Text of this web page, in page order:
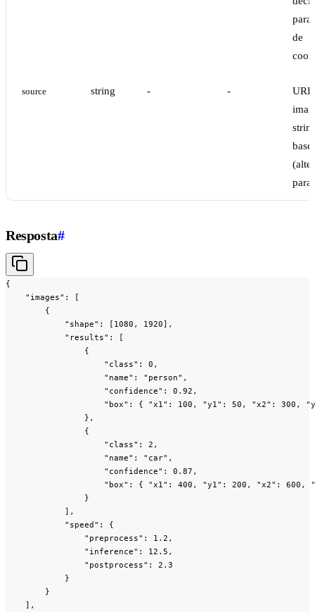
para
de
source string - -
URL
para
Resposta#
{
    "images": [
        {
            "shape": [1080, 1920],
            "results": [
                {
                    "class": 0,
                    "name": "person",
                    "confidence": 0.92,
"box": { "x1": 100, "y1": 50, "x2": 300,
                },
                {
                    "class": 2,
                    "name": "car",
                    "confidence": 0.87,
"box": { "x1": 400, "y1": 200, "x2": 600,
                }
            ],
            "speed": {
                "preprocess": 1.2,
                "inference": 12.5,
                "postprocess": 2.3
            }
        }
    ],